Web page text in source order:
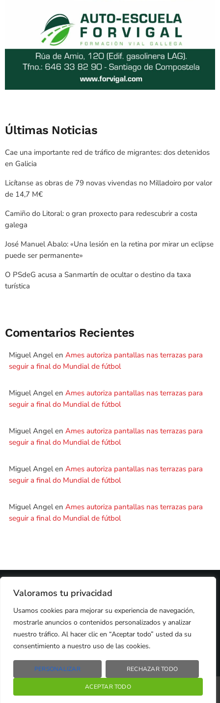
Valoramos tu privacidad
Usamos cookies para mejorar su experiencia de navegación,
mostrarle anuncios o contenidos personalizados y analizar
nuestro tráfico. Al hacer clic en “Aceptar todo” usted da su
consentimiento a nuestro uso de las cookies.
PERSONALIZAR RECHAZAR TODO
ACEPTAR TODO
play_arrow
Radio Líder Santiago – 97.7Fm
Santiago de Compostela
keyboard_arrow_right
Últimas Noticias
Cae una importante red de tráfico de migrantes: dos detenidos
en Galicia
Licítanse as obras de 79 novas vivendas no Milladoiro por valor
de 14,7 M€
Camiño do Litoral: o gran proxecto para redescubrir a costa
galega
José Manuel Abalo: «Una lesión en la retina por mirar un eclipse
puede ser permanente»
O PSdeG acusa a Sanmartín de ocultar o destino da taxa
turística
Comentarios Recientes
Miguel Angelen Ames autoriza pantallas nas terrazas para
seguir a final do Mundial de fútbol
Miguel Angelen Ames autoriza pantallas nas terrazas para
seguir a final do Mundial de fútbol
Miguel Angelen Ames autoriza pantallas nas terrazas para
seguir a final do Mundial de fútbol
Miguel Angelen Ames autoriza pantallas nas terrazas para
seguir a final do Mundial de fútbol
Miguel Angelen Ames autoriza pantallas nas terrazas para
seguir a final do Mundial de fútbol
2024 © PROPIEDAD DE DEZASETE MEDIA SL
COOKIES
AVISO LEGAL
PUBLICIDAD
CONTACTO